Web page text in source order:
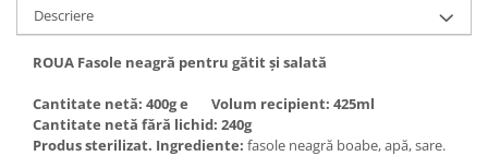
Descriere
ROUA Fasole neagră pentru gătit și salată
Cantitate netă: 400g e Volum recipient: 425ml
Cantitate netă fără lichid: 240g
Produs sterilizat. Ingrediente: fasole neagră boabe, apă, sare.